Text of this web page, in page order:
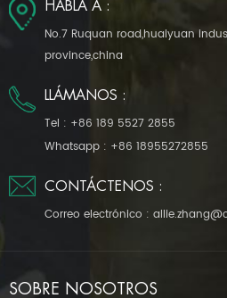
HABLA A :
No.7 Ruquan road,huaiyuan
province,china
LLÁMANOS :
Tel : +86 189 5527 2855
Whatsapp : +86 18955272855
CONTÁCTENOS :
Correo electrónico :
SOBRE NOSOTROS